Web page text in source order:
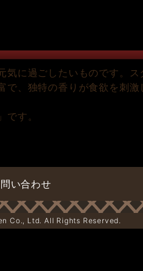
に過ごしたいものです。
で、独特の香りが食欲を刺
す。
い合わせ
Co., Ltd. All Rights Reserved.